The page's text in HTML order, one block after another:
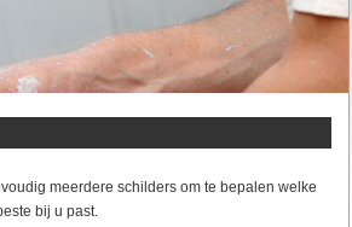
meerdere schilders om te bepalen welke
bij u past.